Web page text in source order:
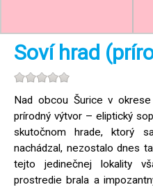
Soví hrad
Nad obcou Šurice v
prírodný výtvor – eliptický
skutočnom hrade, ktorý
nachádzal, nezostalo dnes
tejto jedinečnej lokality
prostredie brala a